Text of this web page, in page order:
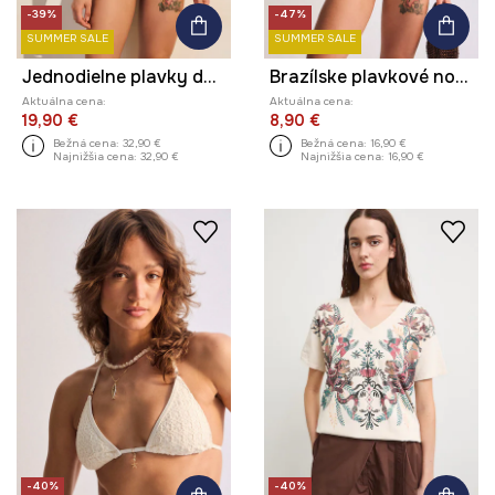
-39%
SUMMER SALE
Jednodielne plavky dámske so zvieracím motívom
Aktuálna cena:
19,90 €
Bežná cena: 32,90 €
Najnižšia cena: 32,90 €
-47%
SUMMER SALE
Brazílske plavkové nohavičky dámske
Aktuálna cena:
8,90 €
Bežná cena: 16,90 €
Najnižšia cena: 16,90 €
-40% -40%